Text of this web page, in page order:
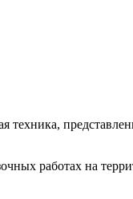
техника,
работах на